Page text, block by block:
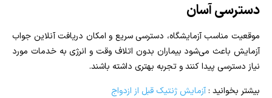
دسترسی آسان
موقعیت مناسب آزمایشگاه، دسترسی سریع و امکان دریافت آنلاین جواب
آزمایش باعث می‌شود بیماران بدون اتلاف وقت و انرژی به خدمات مورد
نیاز دسترسی پیدا کنند و تجربه بهتری داشته باشند.
بیشتر بخوانید :آزمایش ژنتیک قبل از ازدواج